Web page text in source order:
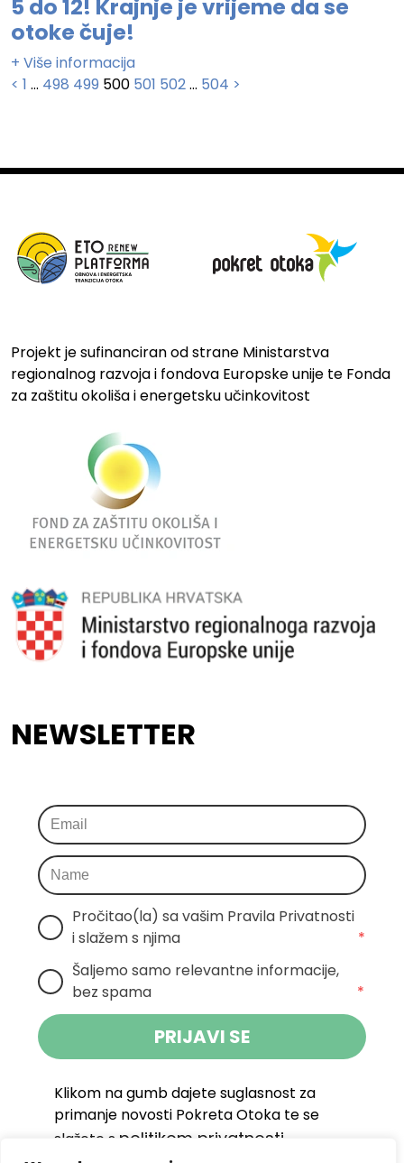
5 do 12! Krajnje je vrijeme da se
otoke čuje!
+ Više informacija
Brojevi
< 1 … 498 499 500 501 502… 504 >
Projekt je sufinanciran od strane Ministarstva
regionalnog razvoja i fondova Europske unije te Fonda
za zaštitu okoliša i energetsku učinkovitost
NEWSLETTER
Pročitao(la) sa vašim Pravila Privatnosti
i slažem s njima
*
Šaljemo samo relevantne informacije,
bez spama
*
PRIJAVI SE
Klikom na gumb dajete suglasnost za
primanje novosti Pokreta Otoka te se
slažete s politikom privatnosti.